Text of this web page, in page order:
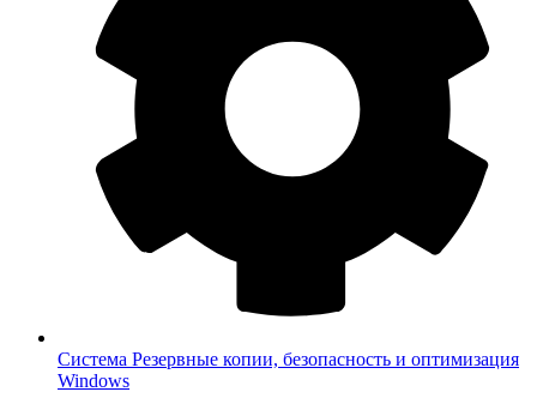
Система Резервные копии, безопасность и оптимизация
Windows